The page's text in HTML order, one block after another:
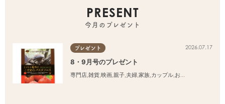
PRESENT
今月のプレゼント
プレゼント 2026.07.17
8・9月号のプレゼント
専門店,雑貨,映画,親子,夫婦,家族,カップル,おひとりさま